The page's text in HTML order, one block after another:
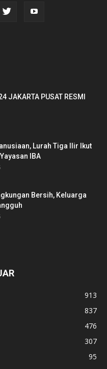
JAKARTA PUSAT RESMI
Lurah Tiga Ilir Ikut
IBA
Bersih, Keluarga
913
837
476
307
95